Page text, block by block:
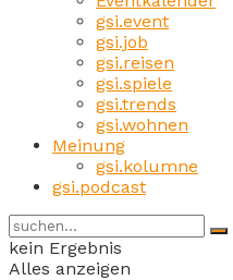
gsi.event
gsi.job
gsi.reisen
gsi.spiele
gsi.trends
gsi.wohnen
Meinung
gsi.kolumne
gsi.podcast
kein Ergebnis
Alles anzeigen